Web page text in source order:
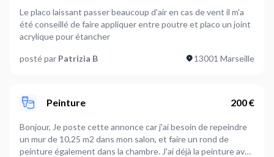
Le placo laissant passer beaucoup d'air en cas de vent il m'a
été conseillé de faire appliquer entre poutre et placo un joint
acrylique pour étancher
posté par Patrizia B 13001 Marseille
Peinture 200 €
Bonjour, Je poste cette annonce car j'ai besoin de repeindre
un mur de 10,25 m2 dans mon salon, et faire un rond de
peinture également dans la chambre. J'ai déjà la peinture avec